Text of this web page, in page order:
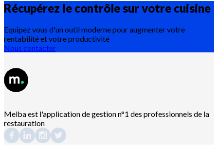
Récupérez le contrôle sur votre cuisine
Equipez vous d'un outil moderne pour augmenter votre
rentabilité et votre productivité
Nous contacter
Melba est l'application de gestion n°1 des professionnels de la
restauration